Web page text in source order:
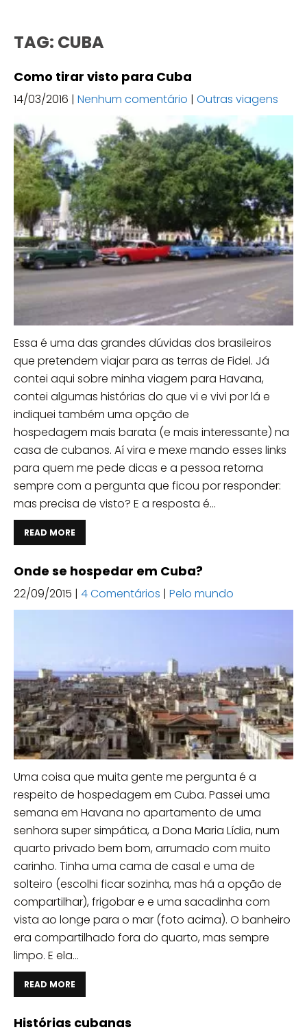
TAG: CUBA
Como tirar visto para Cuba
14/03/2016 | Nenhum comentário | Outras viagens
Essa é uma das grandes dúvidas dos brasileiros
que pretendem viajar para as terras de Fidel. Já
contei aqui sobre minha viagem para Havana,
contei algumas histórias do que vi e vivi por lá e
indiquei também uma opção de
hospedagem mais barata (e mais interessante) na
casa de cubanos. Aí vira e mexe mando esses links
para quem me pede dicas e a pessoa retorna
sempre com a pergunta que ficou por responder:
mas precisa de visto? E a resposta é...
READ MORE
Onde se hospedar em Cuba?
22/09/2015 | 4 Comentários | Pelo mundo
Uma coisa que muita gente me pergunta é a
respeito de hospedagem em Cuba. Passei uma
semana em Havana no apartamento de uma
senhora super simpática, a Dona Maria Lídia, num
quarto privado bem bom, arrumado com muito
carinho. Tinha uma cama de casal e uma de
solteiro (escolhi ficar sozinha, mas há a opção de
compartilhar), frigobar e e uma sacadinha com
vista ao longe para o mar (foto acima). O banheiro
era compartilhado fora do quarto, mas sempre
limpo. E ela...
READ MORE
Histórias cubanas